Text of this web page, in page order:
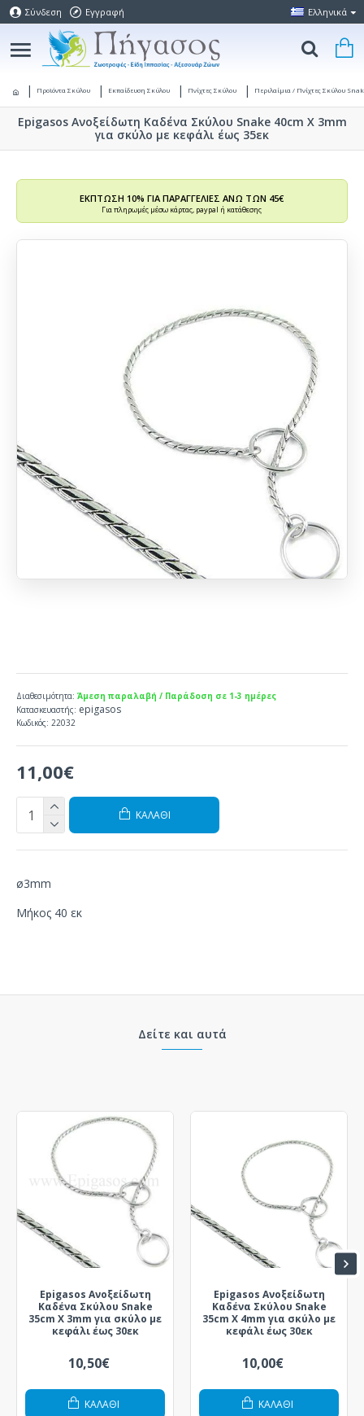
Σύνδεση Εγγραφή Ελληνικά
Προϊόντα Σκύλου Εκπαίδευση Σκύλου Πνίχτες Σκύλου Περιλαίμια / Πνίχτες Σκύλου
Epigasos Ανοξείδωτη Καδένα Σκύλου Snake 40cm X 3mm
για σκύλο με κεφάλι έως 35εκ
ΕΚΠΤΩΣΗ 10% ΓΙΑ ΠΑΡΑΓΓΕΛΙΕΣ ΑΝΩ ΤΩΝ 45€
Για πληρωμές μέσω κάρτας, paypal ή κατάθεσης
11,00€
Διαθεσιμότητα: Άμεση παραλαβή / Παράδοση σε 1-3 ημέρες
Κατασκευαστής: epigasos
Κωδικός: 22032
ΚΑΛΆΘΙ
ø3mm
Μήκος 40 εκ
Δείτε και αυτά
Epigasos Ανοξείδωτη
Καδένα Σκύλου Snake
35cm X 3mm για σκύλο με
κεφάλι έως 30εκ
10,50€
ΚΑΛΆΘΙ
Epigasos Ανοξείδωτη
Καδένα Σκύλου Snake
35cm X 4mm για σκύλο με
κεφάλι έως 30εκ
10,00€
ΚΑΛΆΘΙ